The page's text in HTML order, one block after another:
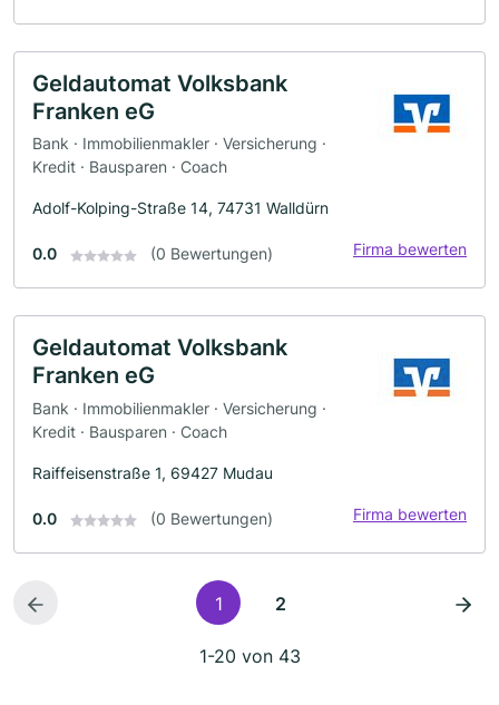
Geldautomat Volksbank
Franken eG
Bank · Immobilienmakler · Versicherung ·
Kredit · Bausparen · Coach
Adolf-Kolping-Straße 14, 74731 Walldürn
0.0 (0 Bewertungen) Firma bewerten
Geldautomat Volksbank
Franken eG
Bank · Immobilienmakler · Versicherung ·
Kredit · Bausparen · Coach
Raiffeisenstraße 1, 69427 Mudau
0.0 (0 Bewertungen) Firma bewerten
1 2
1-20 von 43